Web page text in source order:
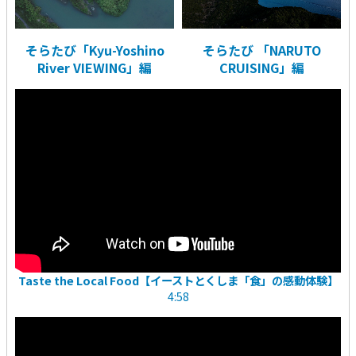
そらたび「Kyu-Yoshino
River VIEWING」編
そらたび 「NARUTO
CRUISING」編
Taste the Local Food【イーストとくしま「食」の感動体験】
4:58